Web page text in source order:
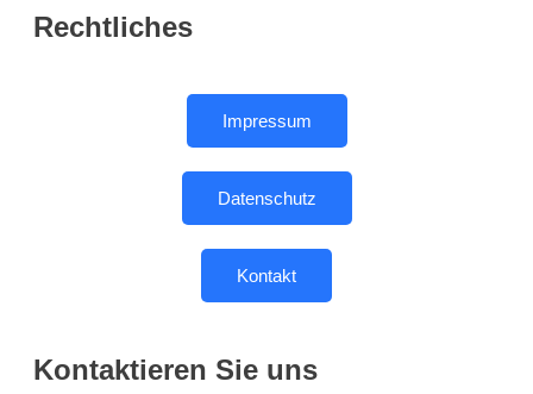
Rechtliches
Impressum
Datenschutz
Kontakt
Kontaktieren Sie uns